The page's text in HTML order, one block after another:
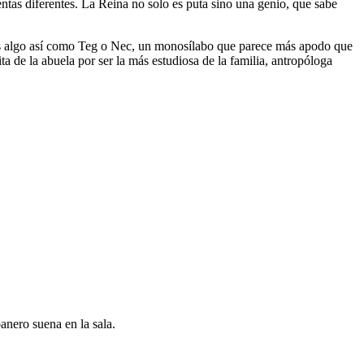
diferentes. La Reina no solo es puta sino una genio, que sabe
así como Teg o Nec, un monosílabo que parece más apodo que
de la abuela por ser la más estudiosa de la familia, antropóloga
suena en la sala.